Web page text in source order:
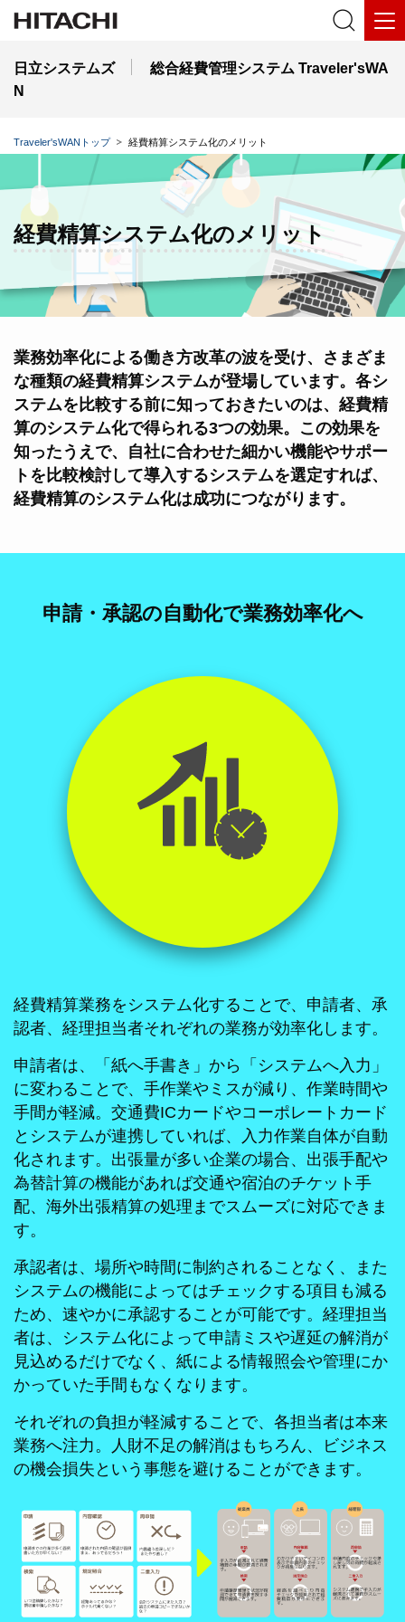
日立システムズ
総合経費管理システム Traveler'sWA
N
Traveler'sWANトップ 経費精算システム化のメリット
経費精算システム化のメリット
業務効率化による働き方改革の波を受け、さまざま
な種類の経費精算システムが登場しています。各シ
ステムを比較する前に知っておきたいのは、経費精
算のシステム化で得られる3つの効果。この効果を
知ったうえで、自社に合わせた細かい機能やサポー
トを比較検討して導入するシステムを選定すれば、
経費精算のシステム化は成功につながります。
申請・承認の自動化で業務効率化へ
経費精算業務をシステム化することで、申請者、承
認者、経理担当者それぞれの業務が効率化します。
申請者は、「紙へ手書き」から「システムへ入力」
に変わることで、手作業やミスが減り、作業時間や
手間が軽減。交通費ICカードやコーポレートカード
とシステムが連携していれば、入力作業自体が自動
化されます。出張量が多い企業の場合、出張手配や
為替計算の機能があれば交通や宿泊のチケット手
配、海外出張精算の処理までスムーズに対応できま
す。
承認者は、場所や時間に制約されることなく、また
システムの機能によってはチェックする項目も減る
ため、速やかに承認することが可能です。経理担当
者は、システム化によって申請ミスや遅延の解消が
見込めるだけでなく、紙による情報照会や管理にか
かっていた手間もなくなります。
それぞれの負担が軽減することで、各担当者は本来
業務へ注力。人財不足の解消はもちろん、ビジネス
の機会損失という事態を避けることができます。